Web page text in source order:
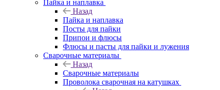
Пайка и наплавка
Назад
Пайка и наплавка
Посты для пайки
Припои и флюсы
Флюсы и пасты для пайки и лужения
Сварочные материалы
Назад
Сварочные материалы
Проволока сварочная на катушках